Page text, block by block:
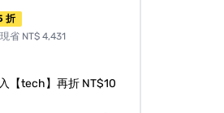
折
省 NT$ 4,431
【tech】再折 NT$10